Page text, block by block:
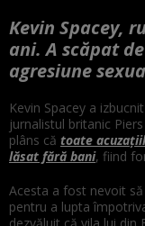
Kevin Spacey,
ani. A scăpat
agresiune
Kevin Spacey a
jurnalistul britanic
plâns că toate
lăsat fără bani, fiind
Acesta a fost nevoit
pentru a lupta